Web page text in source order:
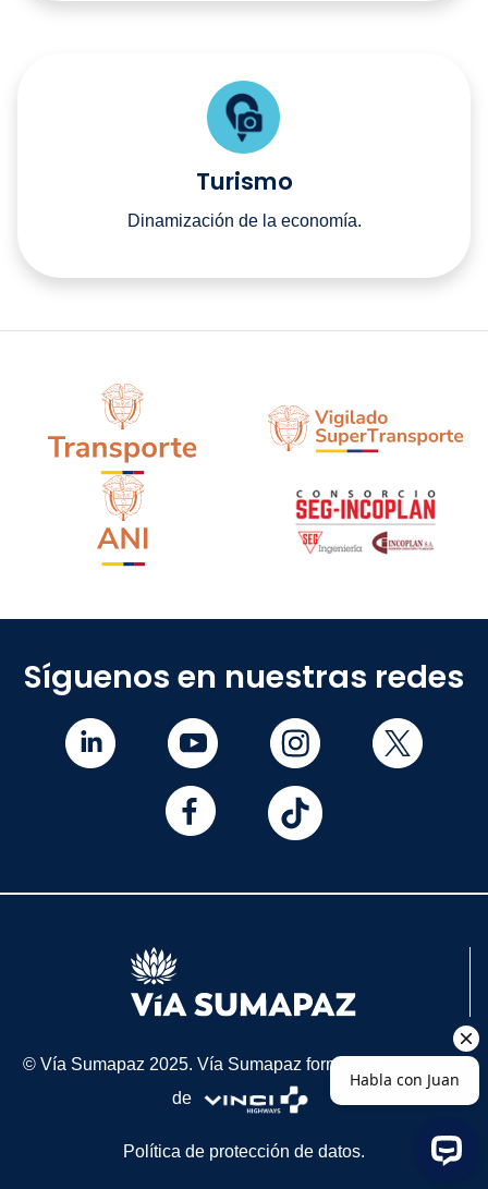
Turismo
Dinamización de la economía.
Síguenos en nuestras redes
© Vía Sumapaz 2025. Vía Sumapaz forma parte de la red
de
Política de protección de datos.